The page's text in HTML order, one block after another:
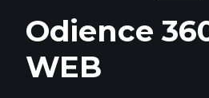
Odience
WEB